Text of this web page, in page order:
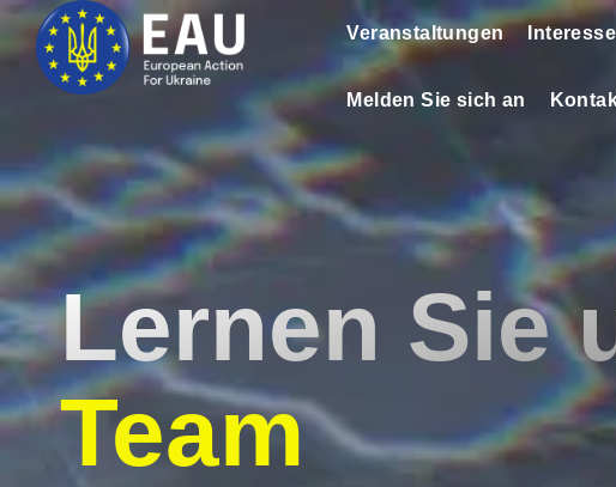
Veranstaltungen
Melden Sie sich an
Lernen Sie
Team